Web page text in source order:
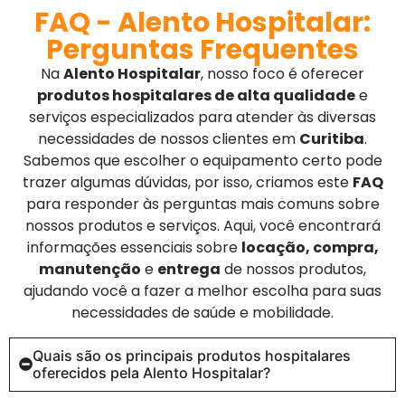
FAQ - Alento Hospitalar:
Perguntas Frequentes
NaAlento Hospitalar, nosso foco é oferecer
produtos hospitalares de alta qualidadee
serviços especializados para atender às diversas
necessidades de nossos clientes em Curitiba.
Sabemos que escolher o equipamento certo pode
trazer algumas dúvidas, por isso, criamos este FAQ
para responder às perguntas mais comuns sobre
nossos produtos e serviços. Aqui, você encontrará
informações essenciais sobre locação, compra,
manutenção e entrega de nossos produtos,
ajudando você a fazer a melhor escolha para suas
necessidades de saúde e mobilidade.
Quais são os principais produtos hospitalares
oferecidos pela Alento Hospitalar?